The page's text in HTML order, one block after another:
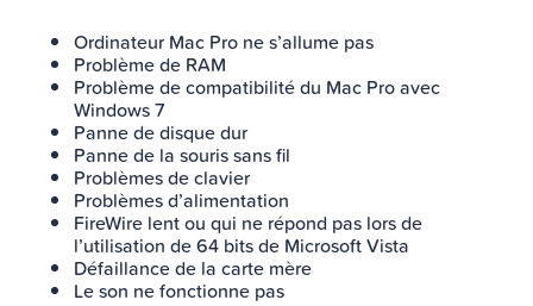
Ordinateur Mac Pro ne s’allume pas
Problème de RAM
Problème de compatibilité du Mac Pro avec
Windows 7
Panne de disque dur
Panne de la souris sans fil
Problèmes de clavier
Problèmes d’alimentation
FireWire lent ou qui ne répond pas lors de
l’utilisation de 64 bits de Microsoft Vista
Défaillance de la carte mère
Le son ne fonctionne pas